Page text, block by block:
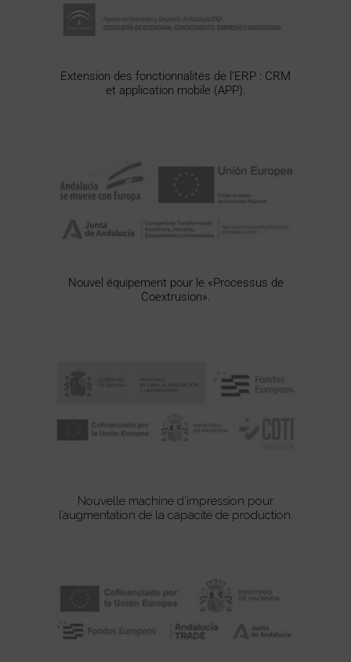
Extension des fonctionnalités de l’ERP : CRM
et application mobile (APP).
Nouvel équipement pour le «Processus de
Coextrusion».
Nouvelle machine d’impression pour
l’augmentation de la capacité de production.